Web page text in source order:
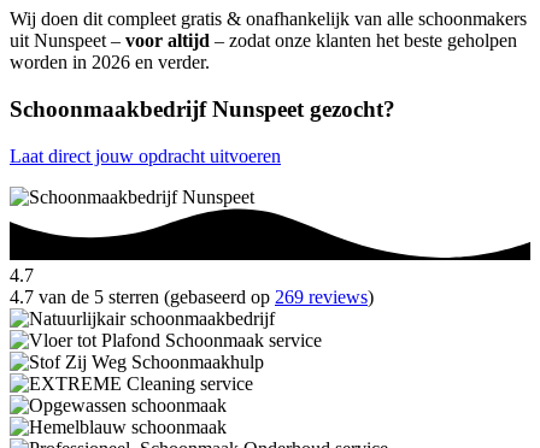
Wij doen dit compleet gratis & onafhankelijk van alle schoonmakers
uit Nunspeet – voor altijd – zodat onze klanten het beste geholpen
worden in 2026 en verder.
Schoonmaakbedrijf Nunspeet gezocht?
Laat direct jouw opdracht uitvoeren
4.7
4.7 van de 5 sterren (gebaseerd op 269 reviews)